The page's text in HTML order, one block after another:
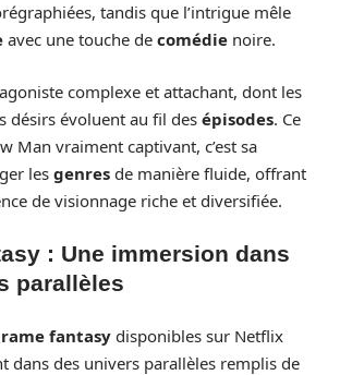
tandis que l’intrigue mêle
avec une touche de comédie noire.
complexe et attachant, dont les
désirs évoluent au fil des épisodes. Ce
Man vraiment captivant, c’est sa
les genres de manière fluide, offrant
de visionnage riche et diversifiée.
: Une immersion dans
parallèles
fantasy disponibles sur Netflix
dans des univers parallèles remplis de